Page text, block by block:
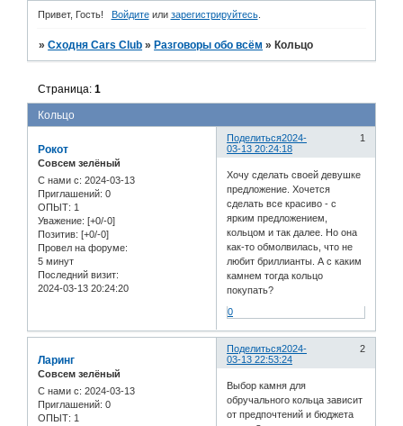
Привет, Гость! Войдитеили зарегистрируйтесь.
»Сходня Cars Club » Разговоры обо всём » Кольцо
Кольцо
Страница:1
Поделиться 1
2024-
03-13 20:24:18
Рокот
Совсем зелёный
С нами с: 2024-03-13
Приглашений: 0
ОПЫТ: 1
Уважение: [+0/-0]
Позитив: [+0/-0]
Провел на форуме:
5 минут
Последний визит:
2024-03-13 20:24:20
Хочу сделать своей девушке
предложение. Хочется
сделать все красиво - с
ярким предложением,
кольцом и так далее. Но она
как-то обмолвилась, что не
любит бриллианты. А с каким
камнем тогда кольцо
покупать?
0
Поделиться 2
2024-
03-13 22:53:24
Ларинг
Совсем зелёный
С нами с: 2024-03-13
Приглашений: 0
ОПЫТ: 1
Выбор камня для
обручального кольца зависит
от предпочтений и бюджета